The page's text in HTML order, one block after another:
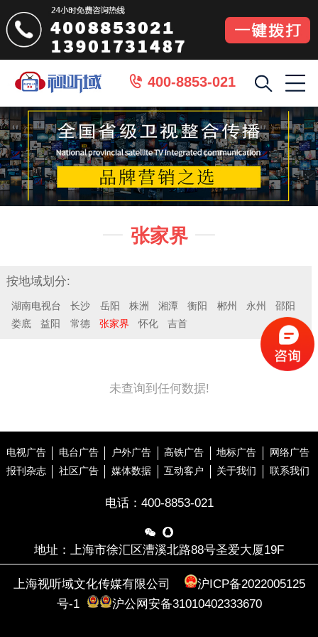
 400-8853-021
 张家界 
按地域划分:
湖南电视台 长沙 岳阳 株洲 湘潭 衡阳 郴州 永州
邵阳
娄底
益阳 常德 张家界 怀化 吉首
未查询到任何数据!
电视广告 电台广告 户外广告 高铁广告 地标广告
网络广告
报刊杂志
社区广告 媒体数据 互动客户 关于我们 联系我们
电话： 400-8853-021
 
地址：上海市徐汇区漕溪北路88号圣爱大厦19F
上海视听域文化传媒有限公司
沪ICP备2022005125
号-1
沪公网安备31010402333670